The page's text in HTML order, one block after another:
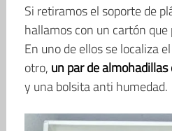
Si retiramos el soporte de
hallamos con un cartón
En uno de ellos se localiza el
otro, un par de almohadillas
y una bolsita anti humedad.